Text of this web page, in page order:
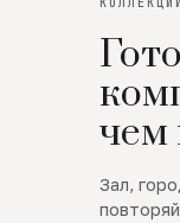
чем
Зал,